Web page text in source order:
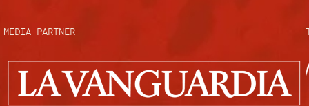
MEDIA PARTNER